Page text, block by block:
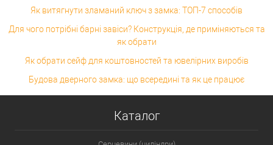
Як витягнути зламаний ключ з замка: ТОП-7 способів
Для чого потрібні барні завіси? Конструкція, де приміняються та
як обрати
Як обрати сейф для коштовностей та ювелірних виробів
Будова дверного замка: що всередині та як це працює
Каталог